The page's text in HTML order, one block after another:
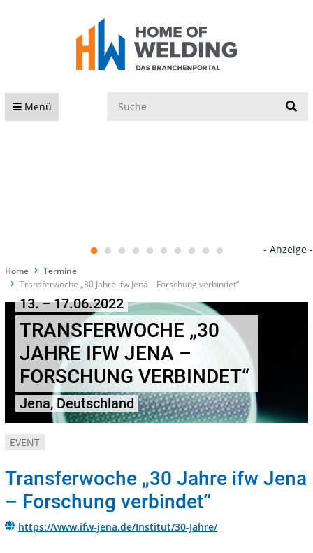
Menü
- Anzeige -
Home
Termine
Transferwoche „30 Jahre ifw Jena – Forschung verbindet“
13. – 17.06.2022
TRANSFERWOCHE „30
JAHRE IFW JENA –
FORSCHUNG VERBINDET“
Jena, Deutschland
EVENT
Transferwoche „30 Jahre ifw Jena
– Forschung verbindet“
https://www.ifw-jena.de/Institut/30-Jahre/